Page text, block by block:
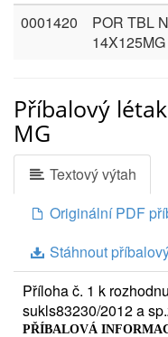
0001420
POR TBL
14X125MG
Příbalový
MG
Textový výtah
Originální PDF
Stáhnout
Příloha č. 1 k
sukls83230/2012 a
PŘÍBALOVÁ